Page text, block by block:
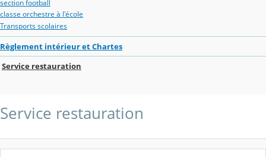
section football
classe orchestre à l'école
Transports scolaires
Règlement intérieur et Chartes
Service restauration
Service restauration